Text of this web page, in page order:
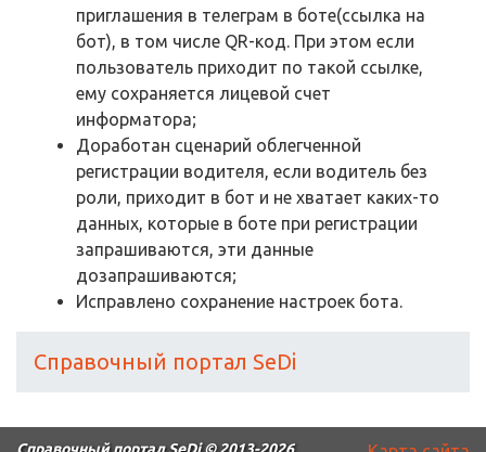
приглашения в телеграм в боте(ссылка на
бот), в том числе QR-код. При этом если
пользователь приходит по такой ссылке,
ему сохраняется лицевой счет
информатора;
Доработан сценарий облегченной
регистрации водителя, если водитель без
роли, приходит в бот и не хватает каких-то
данных, которые в боте при регистрации
запрашиваются, эти данные
дозапрашиваются;
Исправлено сохранение настроек бота.
Справочный портал SeDi